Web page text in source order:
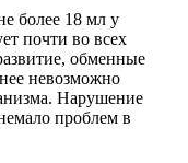
более 18 мл у
почти во всех
обменные
невозможно
Нарушение
проблем в